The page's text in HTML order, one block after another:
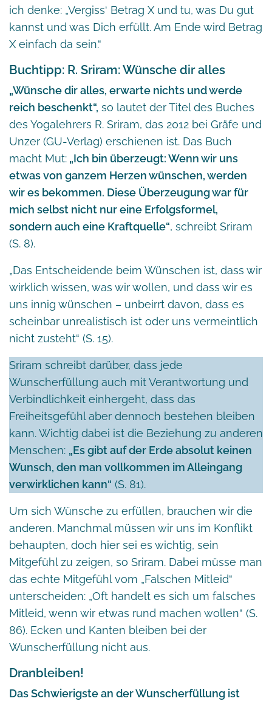
ich denke: „Vergiss‘ Betrag X und tu, was Du gut
kannst und was Dich erfüllt. Am Ende wird Betrag
X einfach da sein.“
Buchtipp: R. Sriram: Wünsche dir alles
„Wünsche dir alles, erwarte nichts und werde
reich beschenkt“, so lautet der Titel des Buches
des Yogalehrers R. Sriram, das 2012 bei Gräfe und
Unzer (GU-Verlag) erschienen ist. Das Buch
macht Mut: „Ich bin überzeugt: Wenn wir uns
etwas von ganzem Herzen wünschen, werden
wir es bekommen. Diese Überzeugung war für
mich selbst nicht nur eine Erfolgsformel,
sondern auch eine Kraftquelle“, schreibt Sriram
(S. 8).
„Das Entscheidende beim Wünschen ist, dass wir
wirklich wissen, was wir wollen, und dass wir es
uns innig wünschen – unbeirrt davon, dass es
scheinbar unrealistisch ist oder uns vermeintlich
nicht zusteht“ (S. 15).
Sriram schreibt darüber, dass jede
Wunscherfüllung auch mit Verantwortung und
Verbindlichkeit einhergeht, dass das
Freiheitsgefühl aber dennoch bestehen bleiben
kann. Wichtig dabei ist die Beziehung zu anderen
Menschen: „Es gibt auf der Erde absolut keinen
Wunsch, den man vollkommen im Alleingang
verwirklichen kann“ (S. 81).
Um sich Wünsche zu erfüllen, brauchen wir die
anderen. Manchmal müssen wir uns im Konflikt
behaupten, doch hier sei es wichtig, sein
Mitgefühl zu zeigen, so Sriram. Dabei müsse man
das echte Mitgefühl vom „Falschen Mitleid“
unterscheiden: „Oft handelt es sich um falsches
Mitleid, wenn wir etwas rund machen wollen“ (S.
86). Ecken und Kanten bleiben bei der
Wunscherfüllung nicht aus.
Dranbleiben!
Das Schwierigste an der Wunscherfüllung ist